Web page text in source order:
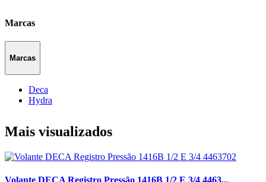
Marcas
Marcas
Deca
Hydra
Mais visualizados
Volante DECA Registro Pressão 1416B 1/2 E 3/4 4463...